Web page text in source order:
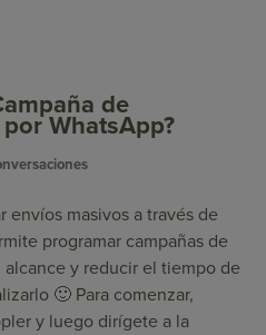
de
WhatsApp?
envíos masivos a través de
programar campañas de
alcance y reducir el tiempo de
🙂 Para comenzar,
y luego dirígete a la